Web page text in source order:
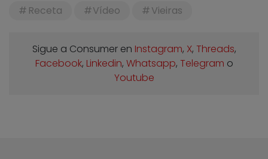
Receta
Vídeo Vieiras
Sigue a Consumer en Instagram, X, Threads,
Facebook, Linkedin, Whatsapp, Telegram o
Youtube